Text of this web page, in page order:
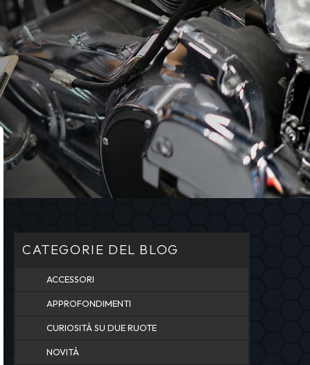
CATEGORIE DEL BLOG
ACCESSORI
APPROFONDIMENTI
CURIOSITÀ SU DUE RUOTE
NOVITÀ